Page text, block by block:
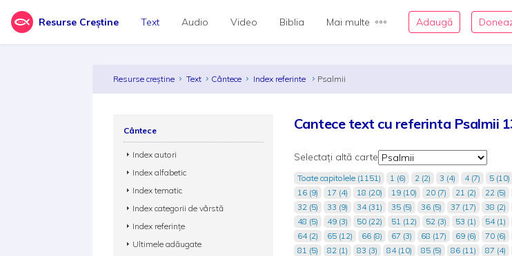
Resurse Creștine Text Audio Video Biblia Mai multe Adaugă
Resurse creștine Text Cântece Index referinte Psalmii
Cantece text cu referinta Psalmii
Selectați altă carte
Toate capitolele (1151) 1 (6) 2 (2) 3 (4) 4 (7) 5 (10)
16 (9)
17 (4) 18 (20) 19 (10) 20 (7) 21 (2) 22 (5)
32 (5)
33 (9) 34 (31) 35 (5) 36 (5) 37 (17) 38 (2)
48 (5)
49 (3) 50 (22) 51 (12) 52 (3) 53 (1) 54 (1)
64 (2)
65 (12) 66 (8) 67 (3) 68 (17) 69 (6) 70 (6)
81 (5)
82 (1) 83 (3) 84 (10) 85 (5) 86 (11) 87 (4)
Cântece
Index autori
Index alfabetic
Index tematic
Index categorii de vârstă
Index referințe
Ultimele adăugate